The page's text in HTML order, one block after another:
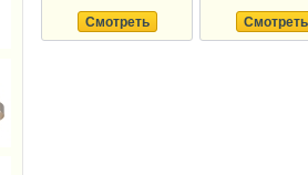
Смотреть Смотреть